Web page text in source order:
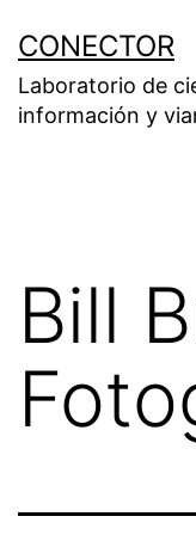
contenido
CONECTOR
Laboratorio de
información y
Bill